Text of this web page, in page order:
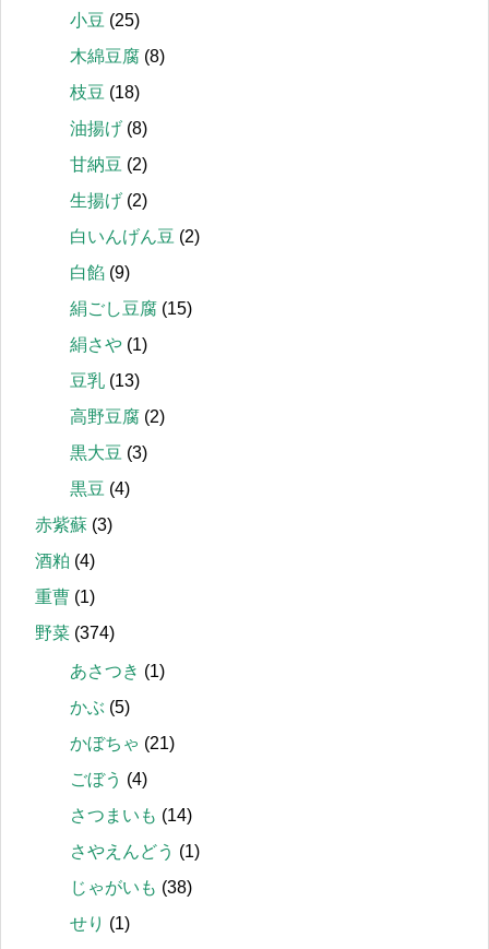
小豆 (25)
木綿豆腐 (8)
枝豆 (18)
油揚げ (8)
甘納豆 (2)
生揚げ (2)
白いんげん豆 (2)
白餡 (9)
絹ごし豆腐 (15)
絹さや (1)
豆乳 (13)
高野豆腐 (2)
黒大豆 (3)
黒豆 (4)
赤紫蘇 (3)
酒粕 (4)
重曹 (1)
野菜 (374)
あさつき (1)
かぶ (5)
かぼちゃ (21)
ごぼう (4)
さつまいも (14)
さやえんどう (1)
じゃがいも (38)
せり (1)